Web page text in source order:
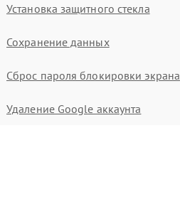
Установка защитного стекла
Сохранение данных
Сброс пароля блокировки экрана
Удаление Google аккаунта